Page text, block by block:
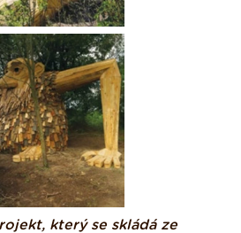
který se skládá ze